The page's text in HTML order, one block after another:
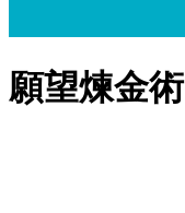
願望煉金術